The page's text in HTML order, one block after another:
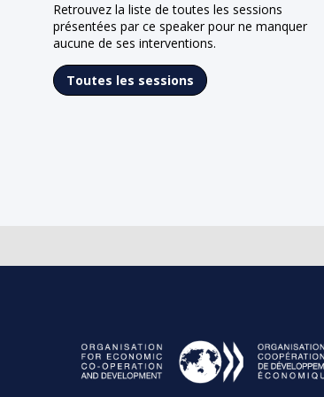
Retrouvez la liste de toutes les sessions
présentées par ce speaker pour ne manquer
aucune de ses interventions.
Toutes les sessions